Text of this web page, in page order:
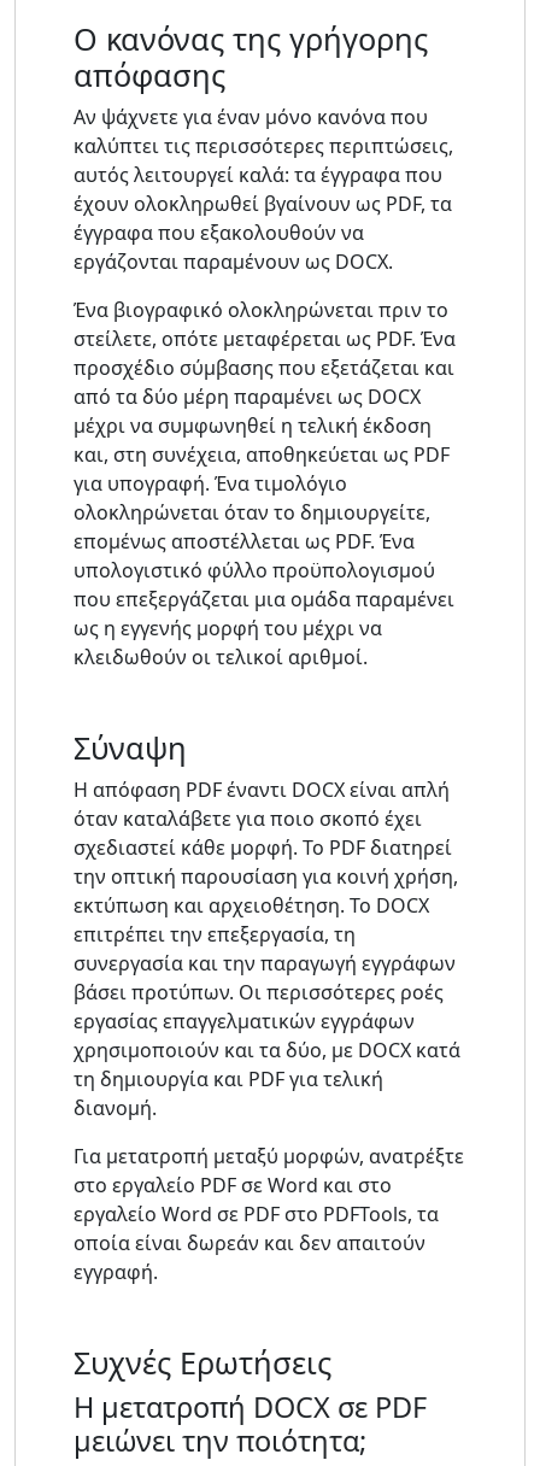
Ο κανόνας της γρήγορης
απόφασης
Αν ψάχνετε για έναν μόνο κανόνα που
καλύπτει τις περισσότερες περιπτώσεις,
αυτός λειτουργεί καλά: τα έγγραφα που
έχουν ολοκληρωθεί βγαίνουν ως PDF, τα
έγγραφα που εξακολουθούν να
εργάζονται παραμένουν ως DOCX.
Ένα βιογραφικό ολοκληρώνεται πριν το
στείλετε, οπότε μεταφέρεται ως PDF. Ένα
προσχέδιο σύμβασης που εξετάζεται και
από τα δύο μέρη παραμένει ως DOCX
μέχρι να συμφωνηθεί η τελική έκδοση
και, στη συνέχεια, αποθηκεύεται ως PDF
για υπογραφή. Ένα τιμολόγιο
ολοκληρώνεται όταν το δημιουργείτε,
επομένως αποστέλλεται ως PDF. Ένα
υπολογιστικό φύλλο προϋπολογισμού
που επεξεργάζεται μια ομάδα παραμένει
ως η εγγενής μορφή του μέχρι να
κλειδωθούν οι τελικοί αριθμοί.
Σύναψη
Η απόφαση PDF έναντι DOCX είναι απλή
όταν καταλάβετε για ποιο σκοπό έχει
σχεδιαστεί κάθε μορφή. Το PDF διατηρεί
την οπτική παρουσίαση για κοινή χρήση,
εκτύπωση και αρχειοθέτηση. Το DOCX
επιτρέπει την επεξεργασία, τη
συνεργασία και την παραγωγή εγγράφων
βάσει προτύπων. Οι περισσότερες ροές
εργασίας επαγγελματικών εγγράφων
χρησιμοποιούν και τα δύο, με DOCX κατά
τη δημιουργία και PDF για τελική
διανομή.
Για μετατροπή μεταξύ μορφών, ανατρέξτε
στο εργαλείο PDF σε Word και στο
εργαλείο Word σε PDF στο PDFTools, τα
οποία είναι δωρεάν και δεν απαιτούν
εγγραφή.
Συχνές Ερωτήσεις
Η μετατροπή DOCX σε PDF
μειώνει την ποιότητα;